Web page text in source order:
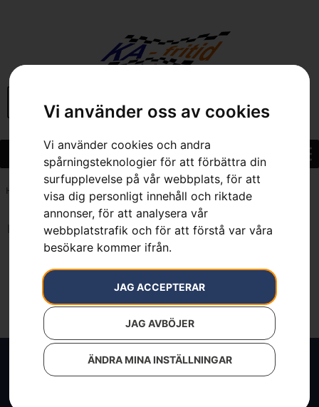
Vi använder oss av cookies
Vi använder cookies och andra
spårningsteknologier för att förbättra din
surfupplevelse på vår webbplats, för att
visa dig personligt innehåll och riktade
annonser, för att analysera vår
webbplatstrafik och för att förstå var våra
besökare kommer ifrån.
JAG ACCEPTERAR
JAG AVBÖJER
ÄNDRA MINA INSTÄLLNINGAR
BEGAGNAT
Hem 7391736210065
Inga resultat.
KA-Fritid